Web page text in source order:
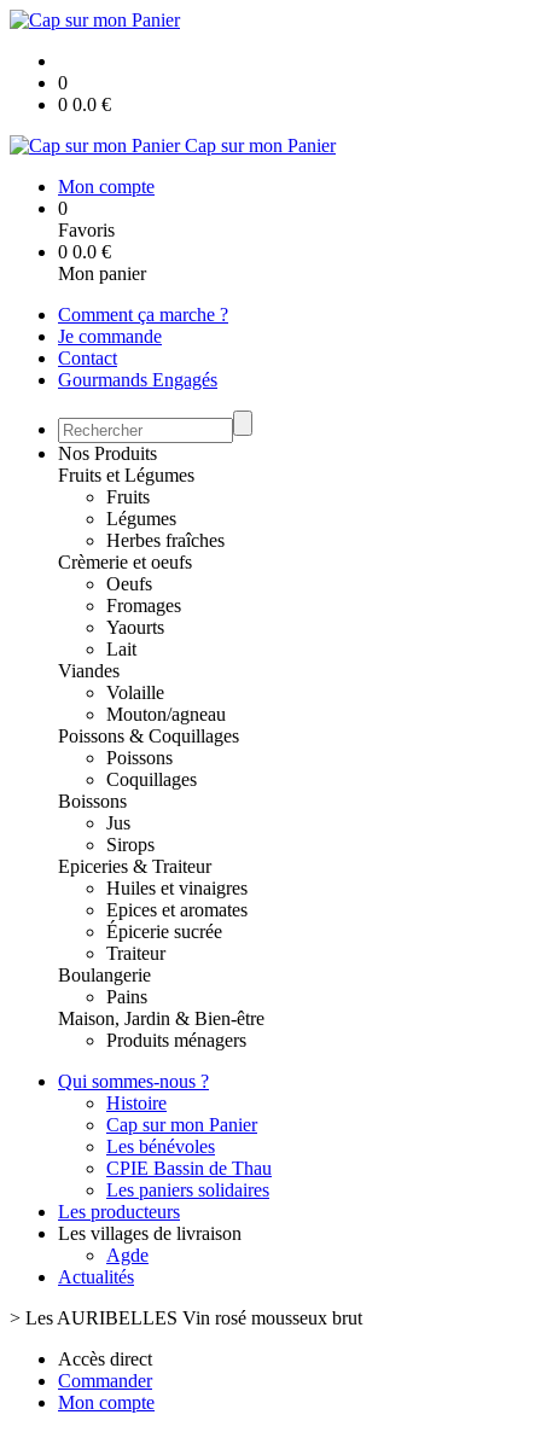
0
0 0.0 €
Cap sur mon Panier
Mon compte
0
Favoris
0 0.0 €
Mon panier
Comment ça marche ?
Je commande
Contact
Gourmands Engagés
Nos Produits
Fruits et Légumes
Fruits
Légumes
Herbes fraîches
Crèmerie et oeufs
Oeufs
Fromages
Yaourts
Lait
Viandes
Volaille
Mouton/agneau
Poissons & Coquillages
Poissons
Coquillages
Boissons
Jus
Sirops
Epiceries & Traiteur
Huiles et vinaigres
Epices et aromates
Épicerie sucrée
Traiteur
Boulangerie
Pains
Maison, Jardin & Bien-être
Produits ménagers
Qui sommes-nous ?
Histoire
Cap sur mon Panier
Les bénévoles
CPIE Bassin de Thau
Les paniers solidaires
Les producteurs
Les villages de livraison
Agde
Actualités
> Les AURIBELLES Vin rosé mousseux brut
Accès direct
Commander
Mon compte